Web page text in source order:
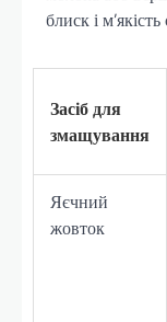
блиск і
Засіб для
змащування
Яєчний
жовток